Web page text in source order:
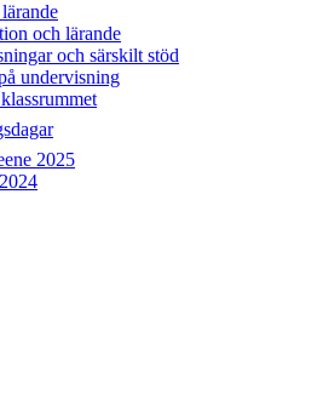
och lärande
och särskilt stöd
undervisning
2025